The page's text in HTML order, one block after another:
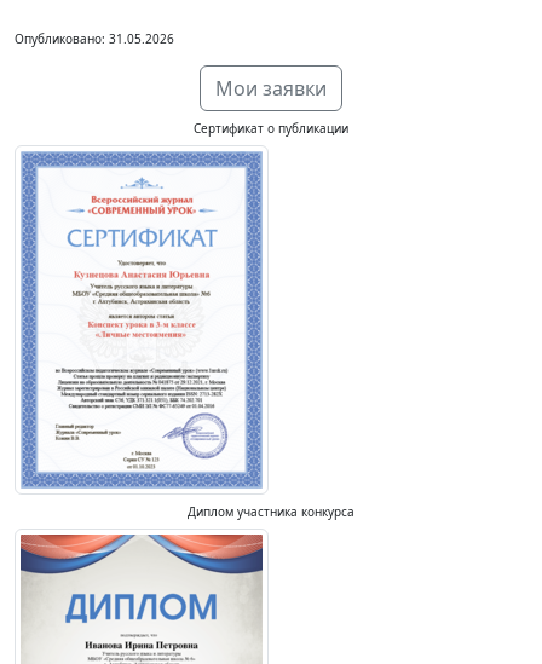
Опубликовано: 31.05.2026
Мои заявки
Сертификат о публикации
Диплом участника конкурса